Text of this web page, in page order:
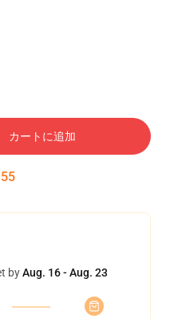
カートに追加
54
byAug. 16 - Aug. 23